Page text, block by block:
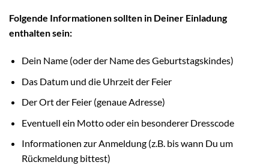
Folgende Informationen sollten in Deiner Einladung
enthalten sein:
Dein Name (oder der Name des Geburtstagskindes)
Das Datum und die Uhrzeit der Feier
Der Ort der Feier (genaue Adresse)
Eventuell ein Motto oder ein besonderer Dresscode
Informationen zur Anmeldung (z.B. bis wann Du um
Rückmeldung bittest)